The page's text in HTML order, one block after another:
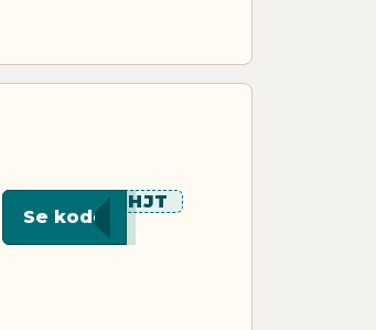
***HJT
Se kode